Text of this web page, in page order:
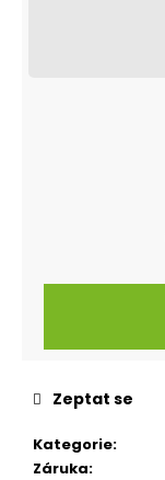
Kategorie:
Záruka:
Zeptat se